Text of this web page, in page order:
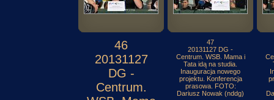
46
20131127
DG -
Centrum.
47
20131127 DG -
Centrum. WSB. Mama i
Tata idą na studia.
Inauguracja nowego
projektu. Konferencja
prasowa. FOTO:
Dariusz Nowak (nddg)